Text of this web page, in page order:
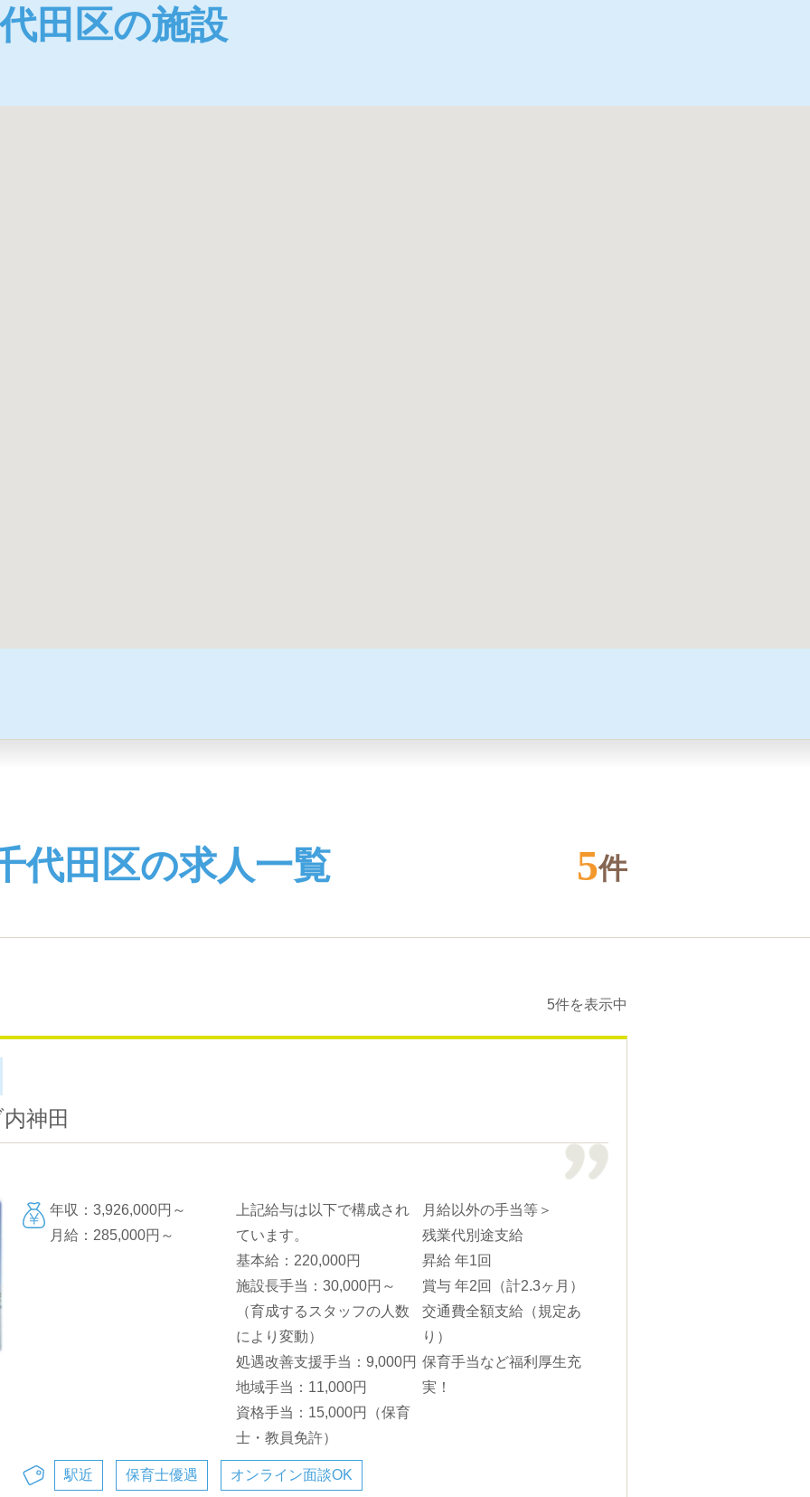
田区の施設
代田区の求人一覧 5件
5件を表示中
神田
年収：3,926,000円～
月給：285,000円～
上記給与は以下で構成され
ています。
基本給：220,000円
施設長手当：30,000円～
（育成するスタッフの人数
により変動）
処遇改善支援手当：9,000円
地域手当：11,000円
資格手当：15,000円（保育
士・教員免許）
月給以外の手当等＞
残業代別途支給
昇給 年1回
賞与 年2回（計2.3ヶ月）
交通費全額支給（規定あ
り）
保育手当など福利厚生充
実！
駅近 保育士優遇 オンライン面談OK